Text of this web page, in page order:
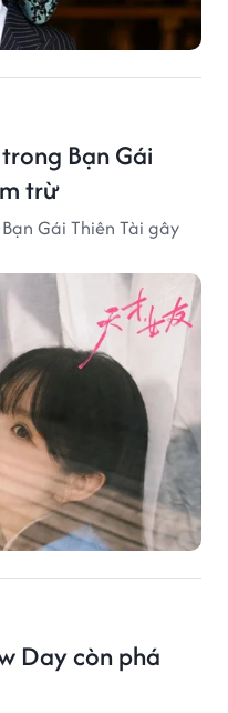
Bạn Gái
trừ
Gái Thiên Tài gây
Day còn phá